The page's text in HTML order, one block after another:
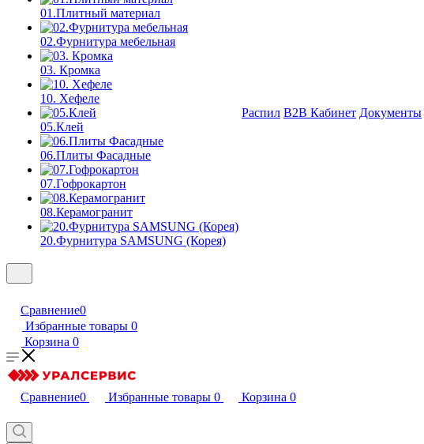
01.Плитный материал
02.Фурнитура мебельная
03. Кромка
10. Хефеле
05.Клей
06.Плиты Фасадные
07.Гофрокартон
08.Керамогранит
20.Фурнитура SAMSUNG (Корея)
Распил B2B Кабинет Документы
Сравнение0
Избранные товары 0
Корзина 0
Сравнение0 Избранные товары 0 Корзина 0